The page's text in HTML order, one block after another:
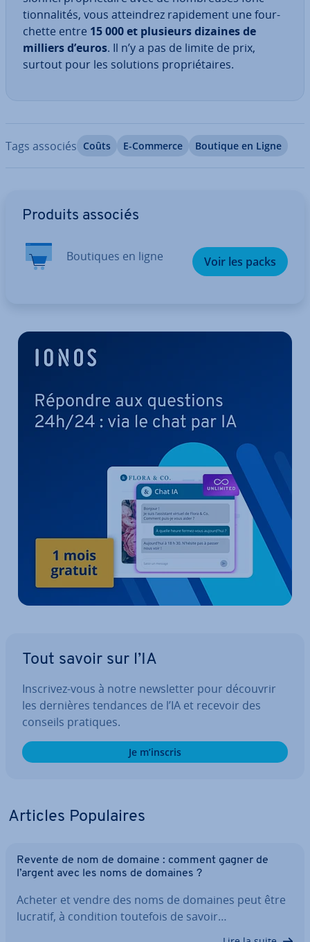
tion­na­li­tés, vous at­tein­drez ra­pi­de­ment une four­
chette entre 15 000 et plusieurs dizaines de
milliers d’euros. Il n’y a pas de limite de prix,
surtout pour les solutions pro­prié­taires.
Tags associés Coûts E-Commerce Boutique en Ligne
Produits associés
Boutiques en ligne Voir les packs
Tout savoir sur l’IA
Inscrivez-vous à notre news­let­ter pour découvrir
les dernières tendances de l’IA et recevoir des
conseils pratiques.
Je m’inscris
Articles Po­pu­laires
Revente de nom de domaine : comment gagner de
l’argent avec les noms de domaines ?
Acheter et vendre des noms de domaines peut être
lucratif, à condition toutefois de savoir…